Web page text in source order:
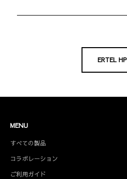
ERTEL HP
MENU
すべての製品
コラボレーション
ご利用ガイド